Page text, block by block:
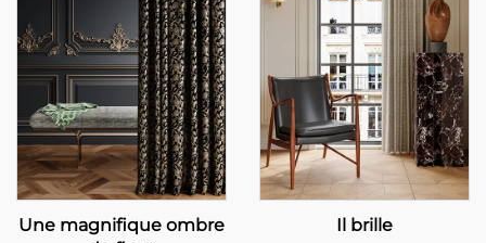
Une magnifique ombre
Il brille